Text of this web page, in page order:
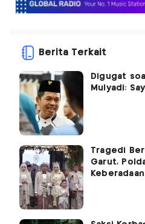
Berita Terkait
Digugat
Mulyadi:
Tragedi
Garut,